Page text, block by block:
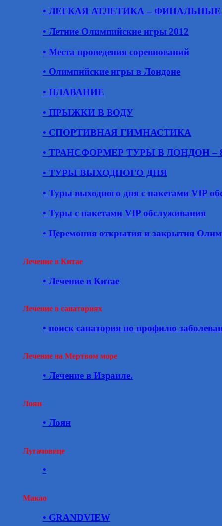
• ЛЕГКАЯ АТЛЕТИКА –
• Летние Олимпийские игры 2012
• Места проведения соревнований
• Олимпийские игры в Лондоне
• ПЛАВАНИЕ
• ПРЫЖКИ В ВОДУ
• СПОРТИВНАЯ ГИМНАСТИКА
• ТРАНСФОРМЕР ТУРЫ В ЛОНДОН – 8
• ТУРЫ ВЫХОДНОГО ДНЯ
• Туры выходного дня с пакетами VIP
• Туры с пакетами VIP обслуживания
• Церемония открытия и закрытия
Лечение в Китае
• Лечение в Китае
Лечение в санаториях
• поиск санатория по профилю
Лечение на Мертвом море
• Лечение в Израиле.
Лоян
• Лоян
Лугачовице
•
Макао
• GRANDVIEW